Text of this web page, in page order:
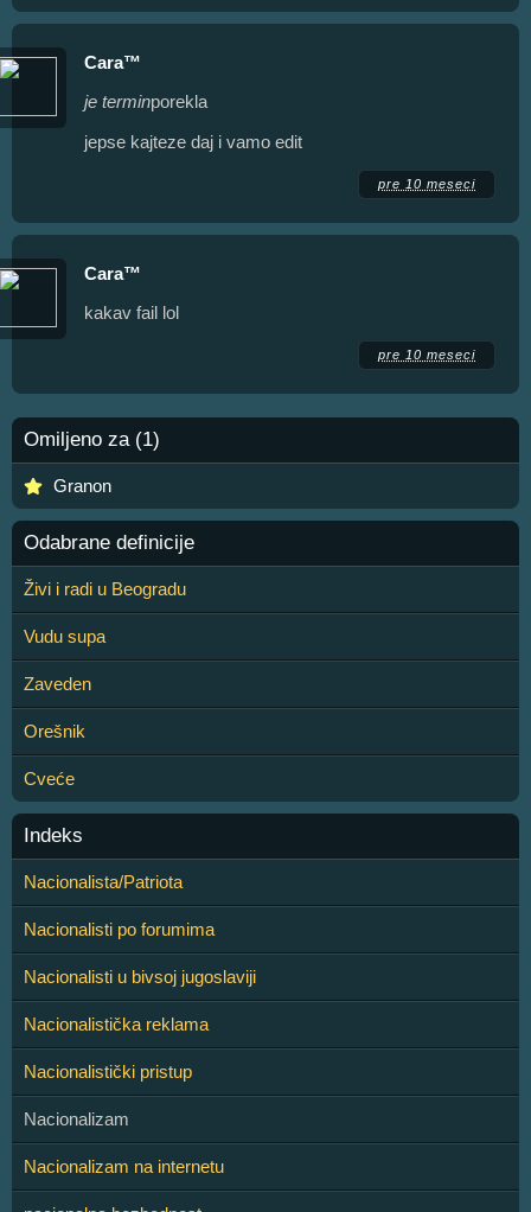
Cara™
je terminporekla
jepse kajteze daj i vamo edit
pre 10 meseci
Cara™
kakav fail lol
pre 10 meseci
Omiljeno za (1)
Granon
Odabrane definicije
Živi i radi u Beogradu
Vudu supa
Zaveden
Orešnik
Cveće
Indeks
Nacionalista/Patriota
Nacionalisti po forumima
Nacionalisti u bivsoj jugoslaviji
Nacionalistička reklama
Nacionalistički pristup
Nacionalizam
Nacionalizam na internetu